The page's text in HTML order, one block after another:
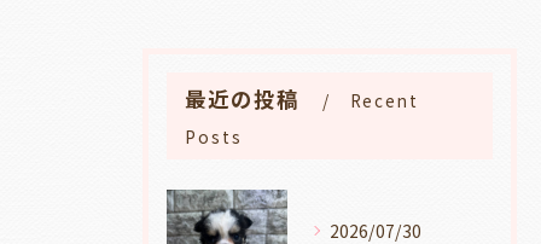
最近の投稿
Recent
Posts
2026/07/30